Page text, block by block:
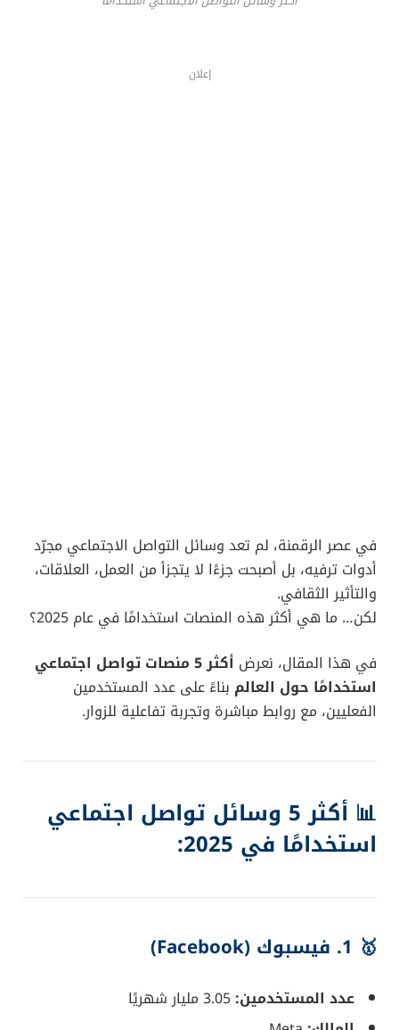
إعلان
في عصر الرقمنة، لم تعد وسائل التواصل الاجتماعي مجرّد
أدوات ترفيه، بل أصبحت جزءًا لا يتجزأ من العمل، العلاقات،
والتأثير الثقافي.
لكن… ما هي أكثر هذه المنصات استخدامًا في عام 2025؟
في هذا المقال، نعرض
أكثر 5 منصات تواصل اجتماعي
استخدامًا حول العالم بناءً على عدد المستخدمين
الفعليين، مع روابط مباشرة وتجربة تفاعلية للزوار.
📊 أكثر 5 وسائل تواصل اجتماعي
استخدامًا في 2025:
🥇 1. فيسبوك (Facebook)
عدد المستخدمين: